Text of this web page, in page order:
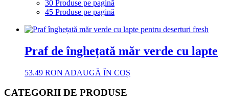
30 Produse pe pagină
45 Produse pe pagină
Praf de înghețată măr verde cu lapte
53.49 RON ADAUGĂ ÎN COȘ
CATEGORII DE PRODUSE